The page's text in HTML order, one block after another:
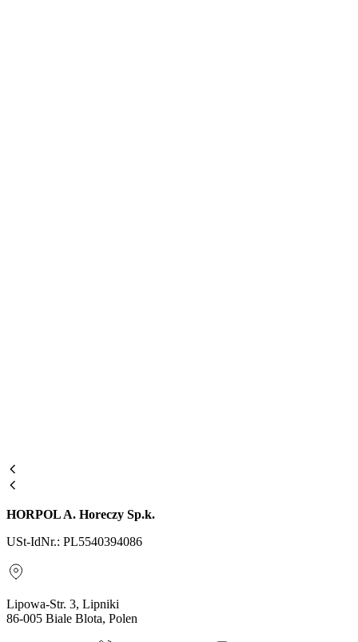
HORPOL A. Horeczy Sp.k.
USt-IdNr.: PL5540394086
Lipowa-Str. 3, Lipniki
86-005 Biale Blota, Polen